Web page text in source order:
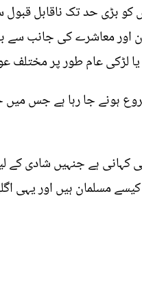
بڑی حد تک ناقابل
اور معاشرے کی جانب سے
یا لڑکی عام طور پر
جا رہا ہے جس میں
ہے جنہیں شادی کے
مسلمان ہیں اور یہی